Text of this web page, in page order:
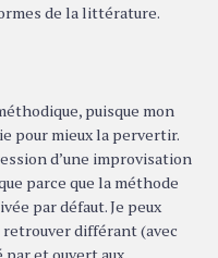
de la littérature.
puisque mon
pour mieux la pervertir.
d’une improvisation
parce que la méthode
par défaut. Je peux
retrouver différant (avec